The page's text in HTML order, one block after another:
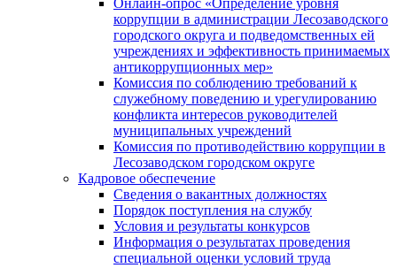
Онлайн-опрос «Определение уровня
коррупции в администрации Лесозаводского
городского округа и подведомственных ей
учреждениях и эффективность принимаемых
антикоррупционных мер»
Комиссия по соблюдению требований к
служебному поведению и урегулированию
конфликта интересов руководителей
муниципальных учреждений
Комиссия по противодействию коррупции в
Лесозаводском городском округе
Кадровое обеспечение
Сведения о вакантных должностях
Порядок поступления на службу
Условия и результаты конкурсов
Информация о результатах проведения
специальной оценки условий труда